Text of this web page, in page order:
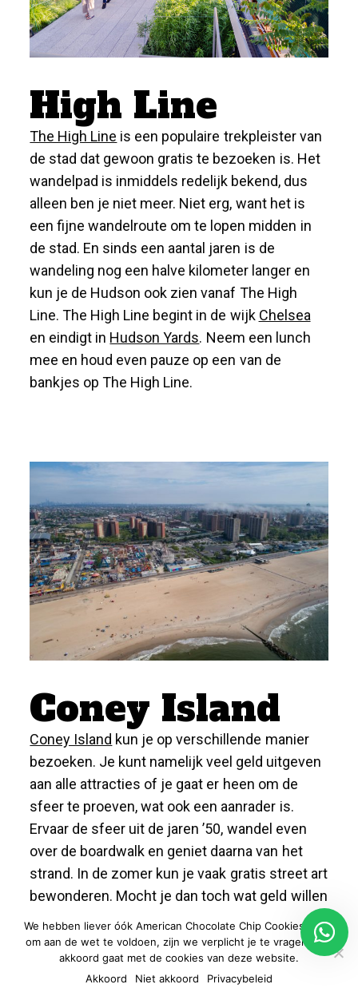
High Line
The High Line is een populaire trekpleister van
de stad dat gewoon gratis te bezoeken is. Het
wandelpad is inmiddels redelijk bekend, dus
alleen ben je niet meer. Niet erg, want het is
een fijne wandelroute om te lopen midden in
de stad. En sinds een aantal jaren is de
wandeling nog een halve kilometer langer en
kun je de Hudson ook zien vanaf The High
Line. The High Line begint in de wijk Chelsea
en eindigt in Hudson Yards. Neem een lunch
mee en houd even pauze op een van de
bankjes op The High Line.
Coney Island
Coney Island kun je op verschillende manier
bezoeken. Je kunt namelijk veel geld uitgeven
aan alle attracties of je gaat er heen om de
sfeer te proeven, wat ook een aanrader is.
Ervaar de sfeer uit de jaren ’50, wandel even
over de boardwalk en geniet daarna van het
strand. In de zomer kun je vaak gratis street art
bewonderen. Mocht je dan toch wat geld willen
uitgeven, koop dan een hotdog van Nathan’s, de
uitvinder van de hotdog.
We hebben liever óók American Chocolate Chip Cookies, maar
om aan de wet te voldoen, zijn we verplicht je te vragen of je
akkoord gaat met de cookies van deze website.
Akkoord
Niet akkoord Privacybeleid